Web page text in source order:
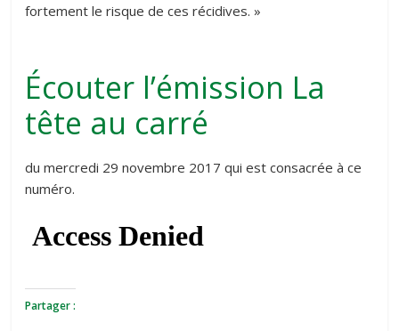
fortement le risque de ces récidives. »
Écouter l’émission La
tête au carré
du mercredi 29 novembre 2017 qui est consacrée à ce
numéro.
Partager :